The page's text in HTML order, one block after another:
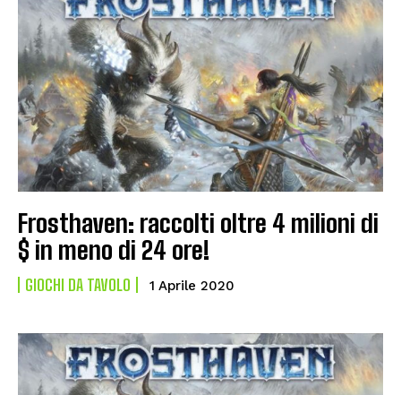
Frosthaven: raccolti oltre 4 milioni di
$ in meno di 24 ore!
GIOCHI DA TAVOLO 1 Aprile 2020